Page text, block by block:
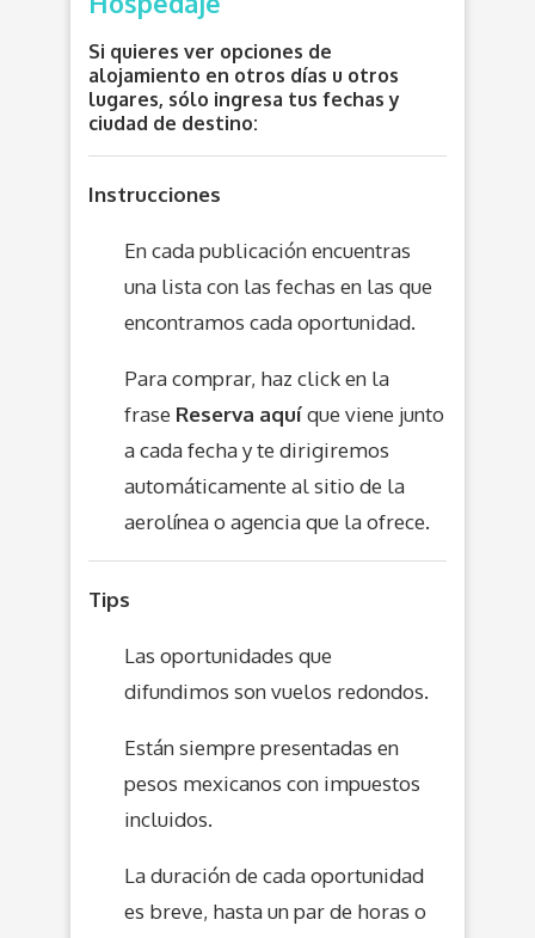
Si quieres ver opciones de
alojamiento en otros días u otros
lugares, sólo ingresa tus fechas y
ciudad de destino:
Instrucciones
En cada publicación encuentras
una lista con las fechas en las que
encontramos cada oportunidad.
Para comprar, haz click en la
frase Reserva aquíque viene junto
a cada fecha y te dirigiremos
automáticamente al sitio de la
aerolínea o agencia que la ofrece.
Tips
Las oportunidades que
difundimos son vuelos redondos.
Están siempre presentadas en
pesos mexicanos con impuestos
incluidos.
La duración de cada oportunidad
es breve, hasta un par de horas o